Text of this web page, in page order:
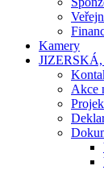
Kamery
JIZERSKÁ,
Akce